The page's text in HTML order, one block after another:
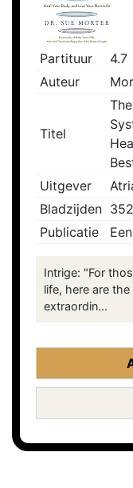
Partituur
4.7
Auteur
Titel
Uitgever
Bladzijden 352
Publicatie
Intrige: "For
life, here are
extraordin...